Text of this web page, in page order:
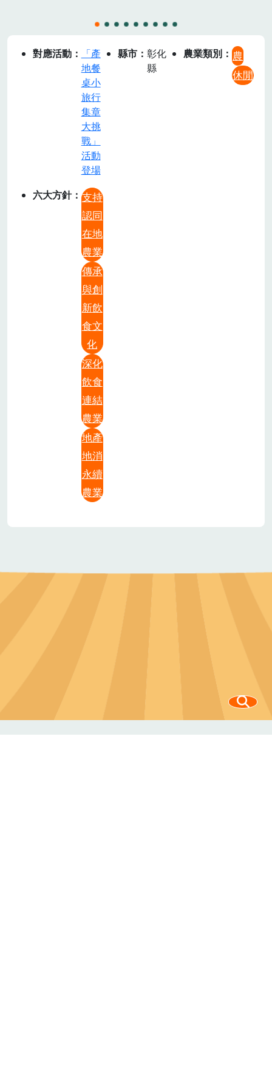
對應活動
「產
地餐
桌小
旅行
集章
大挑
戰」
活動
登場
縣市
彰化
縣
農業類別
農
休閒
六大方針
支持
認同
在地
農業
傳承
與創
新飲
食文
化
深化
飲食
連結
農業
地產
地消
永續
農業